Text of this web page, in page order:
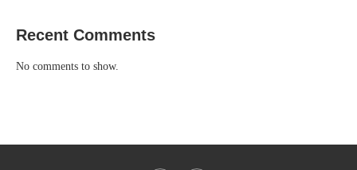
Recent Comments
No comments to show.